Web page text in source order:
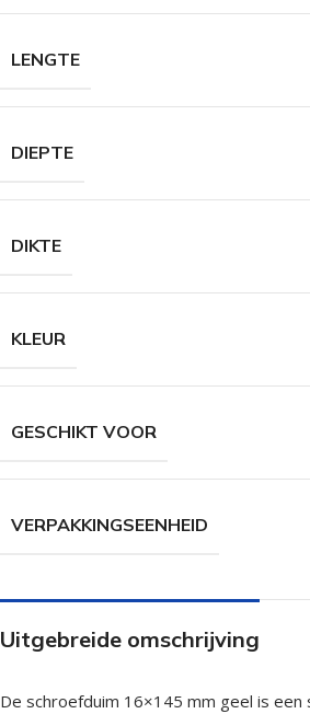
LENGTE
DIEPTE
DIKTE
KLEUR
GESCHIKT VOOR
VERPAKKINGSEENHEID
Uitgebreide omschrijving
De schroefduim 16×145 mm geel is een